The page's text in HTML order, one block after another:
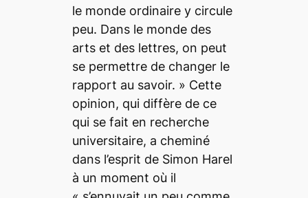
le monde ordinaire y circule
peu. Dans le monde des
arts et des lettres, on peut
se permettre de changer le
rapport au savoir. » Cette
opinion, qui diffère de ce
qui se fait en recherche
universitaire, a cheminé
dans l’esprit de Simon Harel
à un moment où il